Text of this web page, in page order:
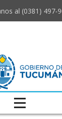
al (0381) ​497-